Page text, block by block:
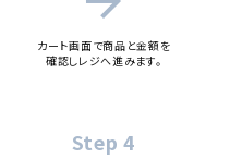
カート画面で商品と金額を
確認しレジへ進みます。
Step 4